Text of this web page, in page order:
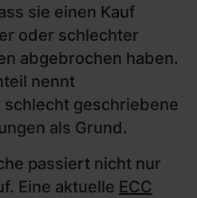
sie einen Kauf
oder schlechter
abgebrochen haben.
nennt
geschriebene
als Grund.
passiert nicht nur
Eine aktuelle ECC